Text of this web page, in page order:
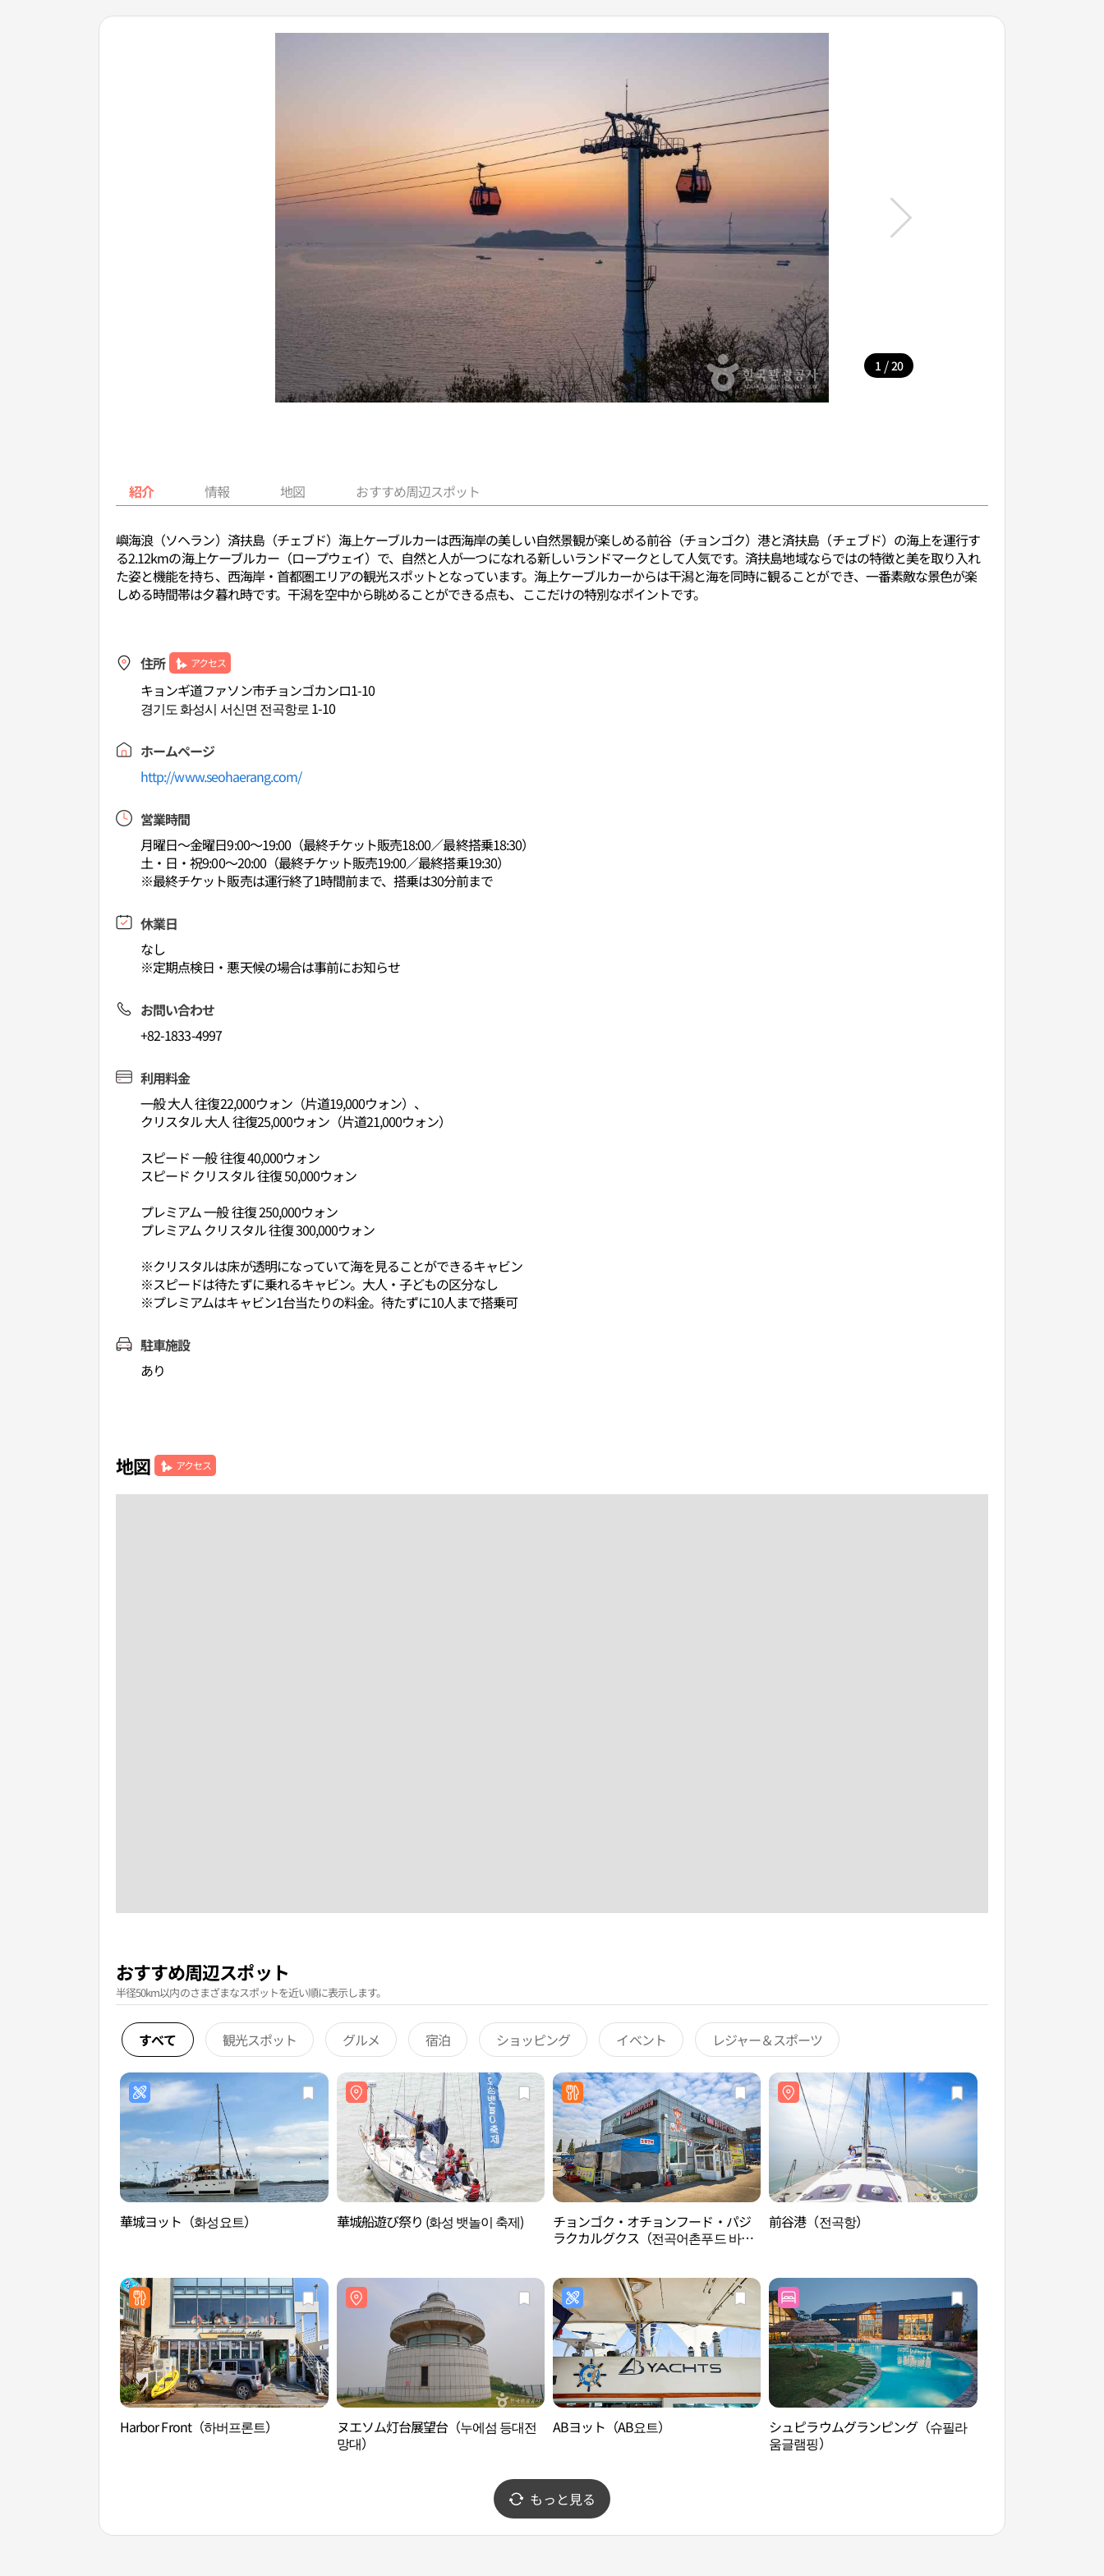
1 / 20
紹介 情報 地図 おすすめ周辺スポット
嶼海浪（ソヘラン）済扶島（チェブド）海上ケーブルカーは西海岸の美しい自然景観が楽しめる前谷（チョンゴク）港と済扶島（チェブド）の海上を運行す
る2.12kmの海上ケーブルカー（ロープウェイ）で、自然と人が一つになれる新しいランドマークとして人気です。済扶島地域ならではの特徴と美を取り入れ
た姿と機能を持ち、西海岸・首都圏エリアの観光スポットとなっています。海上ケーブルカーからは干潟と海を同時に観ることができ、一番素敵な景色が楽
しめる時間帯は夕暮れ時です。干潟を空中から眺めることができる点も、ここだけの特別なポイントです。
住所 アクセス
キョンギ道ファソン市チョンゴカンロ1-10
경기도 화성시 서신면 전곡항로 1-10
ホームページ
http://www.seohaerang.com/
営業時間
月曜日～金曜日9:00～19:00（最終チケット販売18:00／最終搭乗18:30）
土・日・祝9:00～20:00（最終チケット販売19:00／最終搭乗19:30）
※最終チケット販売は運行終了1時間前まで、搭乗は30分前まで
休業日
なし
※定期点検日・悪天候の場合は事前にお知らせ
お問い合わせ
+82-1833-4997
利用料金
一般 大人 往復22,000ウォン（片道19,000ウォン）、
クリスタル 大人 往復25,000ウォン（片道21,000ウォン）
スピード 一般 往復 40,000ウォン
スピード クリスタル 往復 50,000ウォン
プレミアム 一般 往復 250,000ウォン
プレミアム クリスタル 往復 300,000ウォン
※クリスタルは床が透明になっていて海を見ることができるキャビン
※スピードは待たずに乗れるキャビン。大人・子どもの区分なし
※プレミアムはキャビン1台当たりの料金。待たずに10人まで搭乗可
駐車施設
あり
地図 アクセス
おすすめ周辺スポット
半径50km以内のさまざまなスポットを近い順に表示します。
すべて 観光スポット グルメ 宿泊 ショッピング イベント レジャー＆スポーツ
華城ヨット（화성요트） 華城船遊び祭り (화성 뱃놀이 축제)
チョンゴク・オチョンフード・パジ
ラクカルグクス（전곡어촌푸드 바지
前谷港（전곡항）
Harbor Front（하버프론트）
ヌエソム灯台展望台（누에섬 등대전
망대）
ABヨット（AB요트）
シュピラウムグランピング（슈필라
움글램핑）
もっと見る